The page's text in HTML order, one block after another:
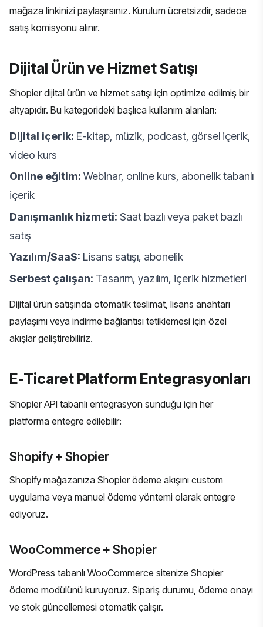
mağaza linkinizi paylaşırsınız. Kurulum ücretsizdir, sadece
satış komisyonu alınır.
Dijital Ürün ve Hizmet Satışı
Shopier dijital ürün ve hizmet satışı için optimize edilmiş bir
altyapıdır. Bu kategorideki başlıca kullanım alanları:
Dijital içerik: E-kitap, müzik, podcast, görsel içerik,
video kurs
Online eğitim: Webinar, online kurs, abonelik tabanlı
içerik
Danışmanlık hizmeti: Saat bazlı veya paket bazlı
satış
Yazılım/SaaS: Lisans satışı, abonelik
Serbest çalışan: Tasarım, yazılım, içerik hizmetleri
Dijital ürün satışında otomatik teslimat, lisans anahtarı
paylaşımı veya indirme bağlantısı tetiklemesi için özel
akışlar geliştirebiliriz.
E-Ticaret Platform Entegrasyonları
Shopier API tabanlı entegrasyon sunduğu için her
platforma entegre edilebilir:
Shopify + Shopier
Shopify mağazanıza Shopier ödeme akışını custom
uygulama veya manuel ödeme yöntemi olarak entegre
ediyoruz.
WooCommerce + Shopier
WordPress tabanlı WooCommerce sitenize Shopier
ödeme modülünü kuruyoruz. Sipariş durumu, ödeme onayı
ve stok güncellemesi otomatik çalışır.